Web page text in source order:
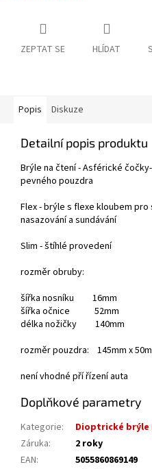
ZEPTAT SE HLÍDAT
Popis Diskuze
Detailní popis produktu
Brýle na čtení - Asférické
pevného pouzdra
Flex - brýle s flexe kloubem pro
nasazování a sundávání
Slim - štíhlé provedení
rozměr obruby:
šířka nosníku 16mm
šířka očnice 52mm
délka nožičky 140mm
rozměr pouzdra: 145mm x
není vhodné pří řízení auta
Doplňkové parametry
Kategorie:
Dioptrické brýle
Záruka:
2 roky
EAN:
5055860869149